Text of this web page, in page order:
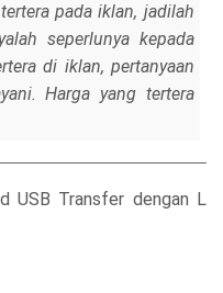
pada iklan, jadilah
seperlunya kepada
di iklan, pertanyaan
Harga yang tertera
USB Transfer dengan L